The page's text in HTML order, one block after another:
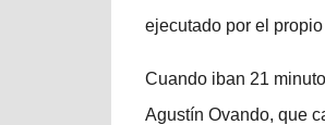
ejecutado por el
Cuando iban 21
Agustín Ovando, que